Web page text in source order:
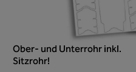
Ober- und Unterrohr inkl.
Sitzrohr!